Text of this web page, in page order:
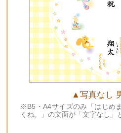
▲写真なし
※B5・A4サイズのみ「はじめ
くね。」の文面が「文字なし」